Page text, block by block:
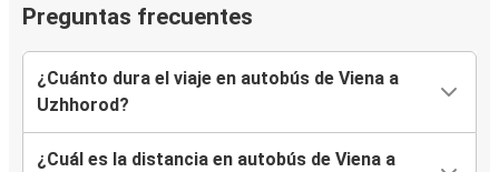
Preguntas frecuentes
¿Cuánto dura el viaje en autobús de Viena a
Uzhhorod?
¿Cuál es la distancia en autobús de Viena a